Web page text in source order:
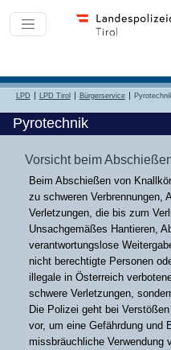
LPD LPD Tirol Bürgerservice
Pyrotechnik
Vorsicht beim
Beim Abschießen von
zu schweren Verbrennungen,
Verletzungen, die bis zum
Unsachgemäßes Hantieren,
verantwortungslose
nicht berechtigte Personen
illegale in Österreich
schwere Verletzungen,
Die Polizei geht bei
vor, um eine Gefährdung und
missbräuchliche Verwendung